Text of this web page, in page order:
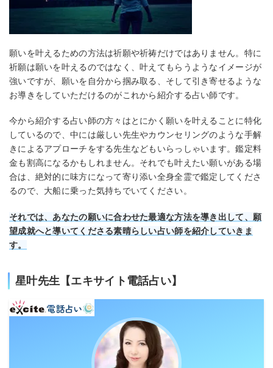
願いを叶えるための方法は祈願や祈祷だけではありません。特に
祈願は願いを叶えるのではなく、叶えてもらうようなイメージが
強いですが、願いを自分から掴み取る、そして引き寄せるような
お導きをしていただけるのがこれから紹介する占い師です。
今から紹介する占い師の方々はとにかく願いを叶えることに特化
しているので、中には厳しい先生やカウンセリングのような手解
きによるアプローチをする先生などもいらっしゃいます。鑑定料
金も割高になるかもしれません。それでも叶えたい願いがある場
合は、絶対的に味方になって寄り添い全身全霊で鑑定してくださ
るので、大船に乗った気持ちでいてください。
それでは、あなたの願いに合わせた最適な方法を導き出して、願
望成就へと導いてくださる素晴らしい占い師を紹介していきま
す。
星叶先生【エキサイト電話占い】